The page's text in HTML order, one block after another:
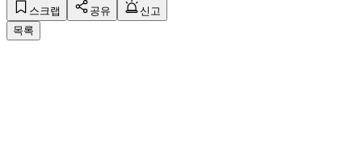
스크랩 공유
신고
목록